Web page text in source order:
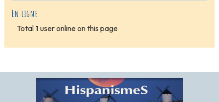
En ligne
Total 1 user online on this page